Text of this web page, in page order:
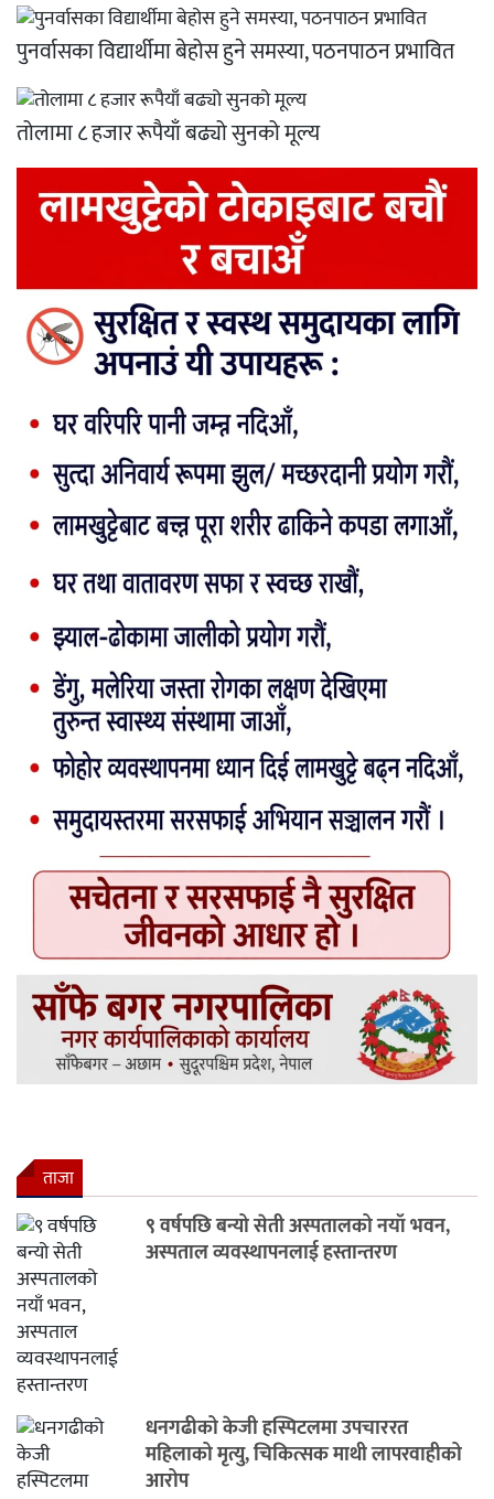
पुनर्वासका विद्यार्थीमा बेहोस हुने समस्या, पठनपाठन प्रभावित
तोलामा ८ हजार रूपैयाँ बढ्यो सुनको मूल्य
ताजा
९ वर्षपछि बन्यो सेती अस्पतालको नयाँ भवन,
अस्पताल व्यवस्थापनलाई हस्तान्तरण
धनगढीको केजी हस्पिटलमा उपचाररत
महिलाको मृत्यु, चिकित्सक माथी लापरवाहीको
आरोप